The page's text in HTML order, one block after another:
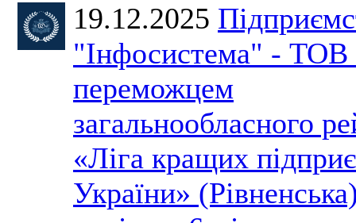
19.12.2025
"Інфосистема" - ТОВ
переможцем
загальнообласного
«Ліга кращих
України»